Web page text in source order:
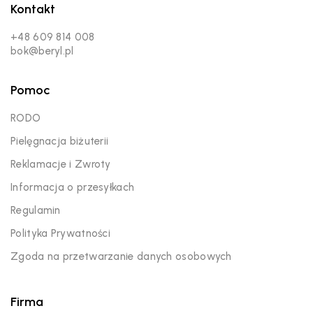
Kontakt
+48 609 814 008
bok@beryl.pl
Pomoc
RODO
Pielęgnacja biżuterii
Reklamacje i Zwroty
Informacja o przesyłkach
Regulamin
Polityka Prywatności
Zgoda na przetwarzanie danych osobowych
Firma